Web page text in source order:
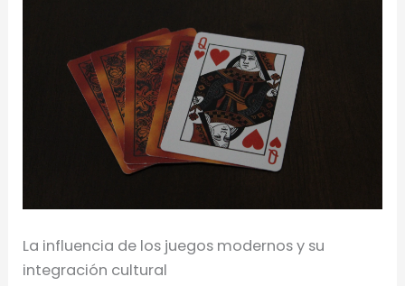
La influencia de los juegos modernos y su
integración cultural